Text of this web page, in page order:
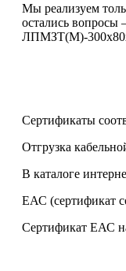
Мы реализуем
остались вопросы
ЛПМЗТ(М)-
Сертификаты
Отгрузка
В каталоге
ЕАС (сертификат
Сертификат ЕАС